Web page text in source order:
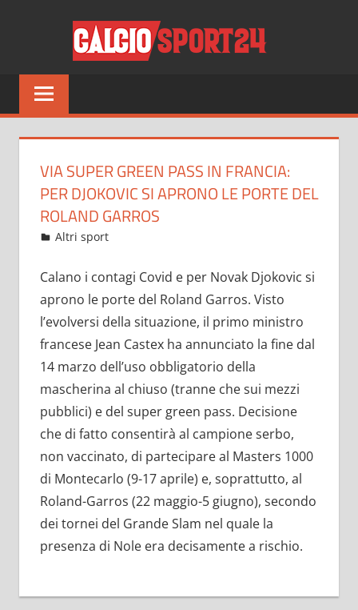
Tutto
sul
del
solo
VIA SUPER GREEN PASS IN FRANCIA:
PER DJOKOVIC SI APRONO LE PORTE DEL
ROLAND GARROS
Marzo 4, 2022
admin
Altri sport
Calano i contagi Covid e per Novak Djokovic si
aprono le porte del Roland Garros. Visto
l’evolversi della situazione, il primo ministro
francese Jean Castex ha annunciato la fine dal
14 marzo dell’uso obbligatorio della
mascherina al chiuso (tranne che sui mezzi
pubblici) e del super green pass. Decisione
che di fatto consentirà al campione serbo,
non vaccinato, di partecipare al Masters 1000
di Montecarlo (9-17 aprile) e, soprattutto, al
Roland-Garros (22 maggio-5 giugno), secondo
dei tornei del Grande Slam nel quale la
presenza di Nole era decisamente a rischio.